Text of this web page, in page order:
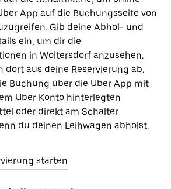
App auf die Buchungsseite von
Gib deine Abhol- und
ein, um dir die
in Woltersdorf anzusehen.
dort aus deine Reservierung ab.
Buchung über die Uber App mit
Uber Konto hinterlegten
oder direkt am Schalter
du deinen Leihwagen abholst.
starten